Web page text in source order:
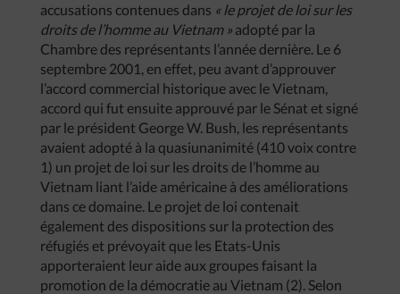
accusations contenues dans « le projet de loi sur les
droits de l’homme au Vietnam » adopté par la
Chambre des représentants l’année dernière. Le 6
septembre 2001, en effet, peu avant d’approuver
l’accord commercial historique avec le Vietnam,
accord qui fut ensuite approuvé par le Sénat et signé
par le président George W. Bush, les représentants
avaient adopté à la quasiunanimité (410 voix contre
1) un projet de loi sur les droits de l’homme au
Vietnam liant l’aide américaine à des améliorations
dans ce domaine. Le projet de loi contenait
également des dispositions sur la protection des
réfugiés et prévoyait que les Etats-Unis
apporteraient leur aide aux groupes faisant la
promotion de la démocratie au Vietnam (2). Selon